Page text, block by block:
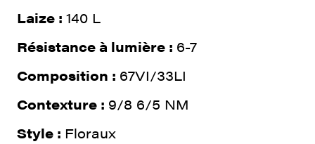
Laize : 140 L
Résistance à lumière : 6-7
Composition : 67VI/33LI
Contexture : 9/8 6/5 NM
Style : Floraux